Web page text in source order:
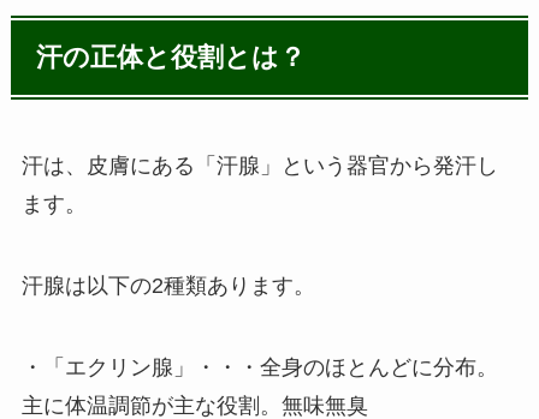
汗の正体と役割とは？
汗は、皮膚にある「汗腺」という器官から発汗し
ます。
汗腺は以下の2種類あります。
・「エクリン腺」・・・全身のほとんどに分布。
主に体温調節が主な役割。無味無臭